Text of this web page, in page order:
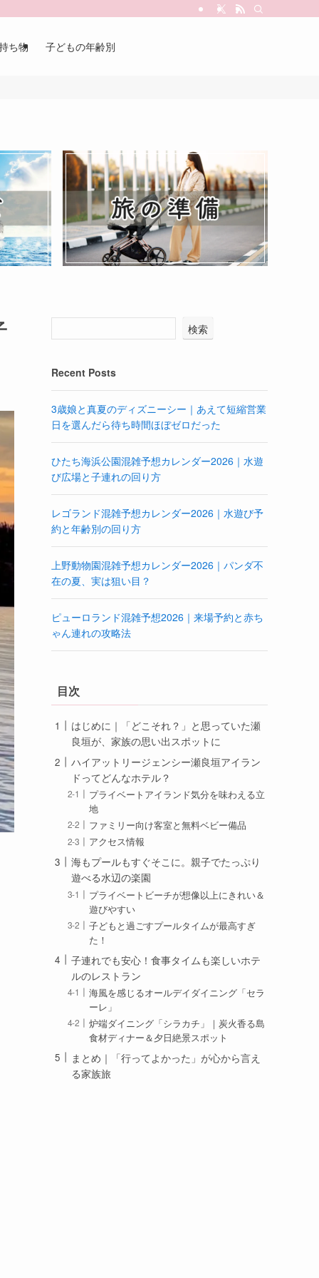
ち物 子どもの年齢別
検索
Recent Posts
3歳娘と真夏のディズニーシー｜あえて短縮営業
日を選んだら待ち時間ほぼゼロだった
ひたち海浜公園混雑予想カレンダー2026｜水遊
び広場と子連れの回り方
レゴランド混雑予想カレンダー2026｜水遊び予
約と年齢別の回り方
上野動物園混雑予想カレンダー2026｜パンダ不
在の夏、実は狙い目？
ピューロランド混雑予想2026｜来場予約と赤ち
ゃん連れの攻略法
目次
はじめに｜「どこそれ？」と思っていた瀬
良垣が、家族の思い出スポットに
ハイアットリージェンシー瀬良垣アイラン
ドってどんなホテル？
プライベートアイランド気分を味わえる立
地
ファミリー向け客室と無料ベビー備品
アクセス情報
海もプールもすぐそこに。親子でたっぷり
遊べる水辺の楽園
プライベートビーチが想像以上にきれい＆
遊びやすい
子どもと過ごすプールタイムが最高すぎ
た！
子連れでも安心！食事タイムも楽しいホテ
ルのレストラン
海風を感じるオールデイダイニング「セラ
ーレ」
炉端ダイニング「シラカチ」｜炭火香る島
食材ディナー＆夕日絶景スポット
まとめ｜「行ってよかった」が心から言え
る家族旅